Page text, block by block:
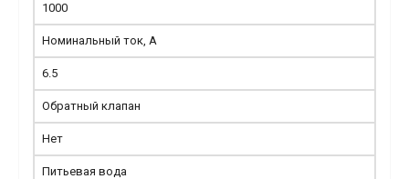
1000
Номинальный ток, А
6.5
Обратный клапан
Нет
Питьевая вода